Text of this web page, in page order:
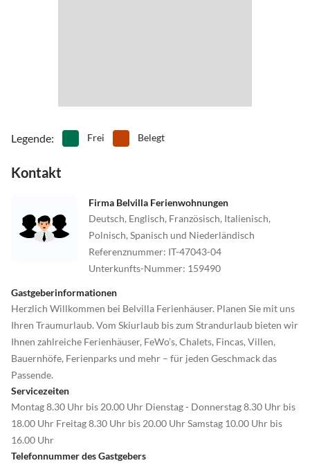
Legende: Frei Belegt
Kontakt
Firma Belvilla Ferienwohnungen
Deutsch, Englisch, Französisch, Italienisch,
Polnisch, Spanisch und Niederländisch
Referenznummer: IT-47043-04
Unterkunfts-Nummer: 159490
Gastgeberinformationen
Herzlich Willkommen bei Belvilla Ferienhäuser. Planen Sie mit uns
Ihren Traumurlaub. Vom Skiurlaub bis zum Strandurlaub bieten wir
Ihnen zahlreiche Ferienhäuser, FeWo’s, Chalets, Fincas, Villen,
Bauernhöfe, Ferienparks und mehr – für jeden Geschmack das
Passende.
Servicezeiten
Montag 8.30 Uhr bis 20.00 Uhr Dienstag - Donnerstag 8.30 Uhr bis
18.00 Uhr Freitag 8.30 Uhr bis 20.00 Uhr Samstag 10.00 Uhr bis
16.00 Uhr
Telefonnummer des Gastgebers